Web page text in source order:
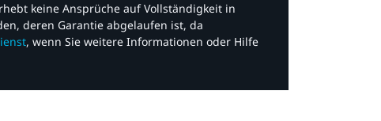
keine Ansprüche auf Vollständigkeit in
deren Garantie abgelaufen ist, da
, wenn Sie weitere Informationen oder Hilfe